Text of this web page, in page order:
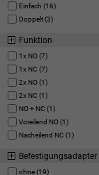
Einfach (16)
Doppelt (3)
Funktion
1x NO (7)
1x NC (7)
2x NO (1)
2x NC (1)
NO + NC (1)
Voreilend NO (1)
Nacheilend NC (1)
Befestigungsadapter
ohne (19)